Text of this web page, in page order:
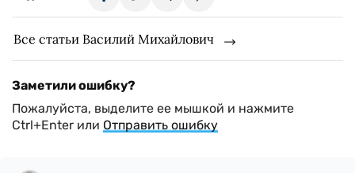
Все статьи Василий Михайлович
Заметили ошибку?
Пожалуйста, выделите ее мышкой и нажмите
Ctrl+Enter или Отправить ошибку